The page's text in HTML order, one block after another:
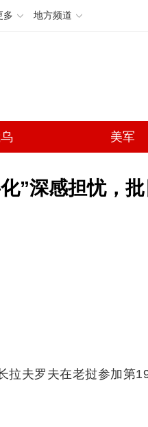
多 地方频道
美军
”深感担忧，
拉夫罗夫在老挝参加第